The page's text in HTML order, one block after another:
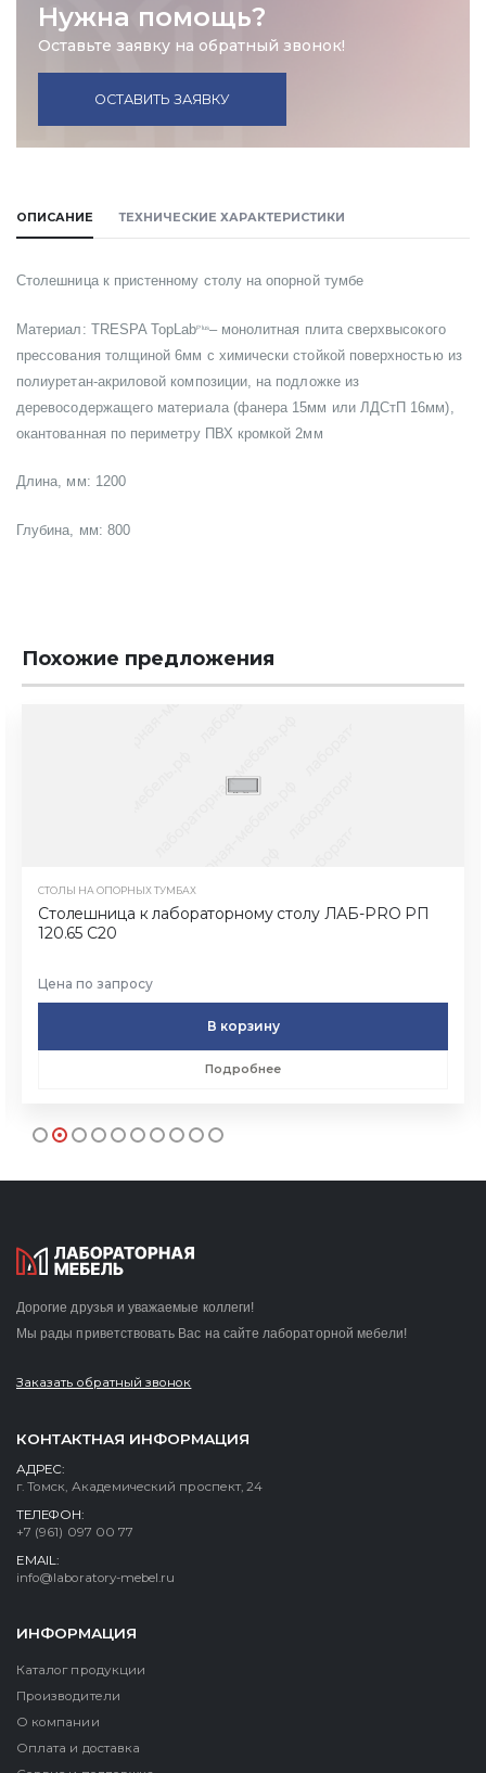
Нужна помощь?
Оставьте заявку на обратный звонок!
ОСТАВИТЬ ЗАЯВКУ
ОПИСАНИЕ ТЕХНИЧЕСКИЕ ХАРАКТЕРИСТИКИ
Столешница к пристенному столу на опорной тумбе
Материал: TRESPA TopLabPlus– монолитная плита сверхвысокого
прессования толщиной 6мм с химически стойкой поверхностью из
полиуретан-акриловой композиции, на подложке из
деревосодержащего материала (фанера 15мм или ЛДСтП 16мм),
окантованная по периметру ПВХ кромкой 2мм
Длина, мм: 1200
Глубина, мм: 800
Похожие предложения
СТОЛЫ НА ОПОРНЫХ ТУМБАХ
Столешница к лабораторному столу ЛАБ-PRO РП
120.65 С20
Цена по запросу
В корзину
Подробнее
Дорогие друзья и уважаемые коллеги!
Мы рады приветствовать Вас на сайте лабораторной мебели!
Заказать обратный звонок
КОНТАКТНАЯ ИНФОРМАЦИЯ
АДРЕС:
г. Томск, Академический проспект, 24
ТЕЛЕФОН:
+7 (961) 097 00 77
EMAIL:
info@laboratory-mebel.ru
ИНФОРМАЦИЯ
Каталог продукции
Производители
О компании
Оплата и доставка